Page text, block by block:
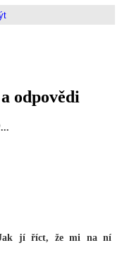
odpovědi
Jak jí říct, že mi na ní